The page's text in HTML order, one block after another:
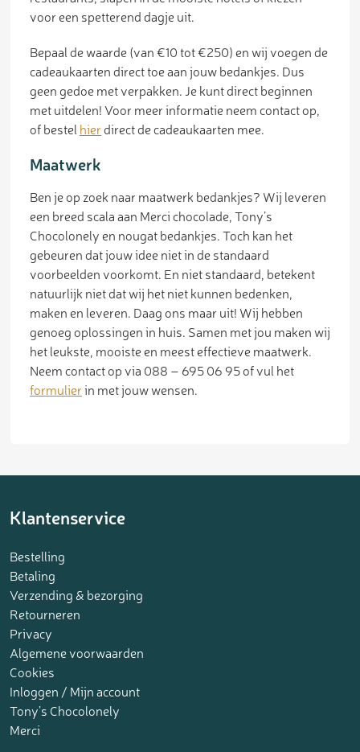
voor een spetterend dagje uit.
Bepaal de waarde (van €10 tot €250) en wij voegen de
cadeaukaarten direct toe aan jouw bedankjes. Dus
geen gedoe met verpakken. Je kunt direct beginnen
met uitdelen! Voor meer informatie neem contact op,
of bestel hierdirect de cadeaukaarten mee.
Maatwerk
Ben je op zoek naar maatwerk bedankjes? Wij leveren
een breed scala aan Merci chocolade, Tony’s
Chocolonely en nougat bedankjes. Toch kan het
gebeuren dat jouw idee niet in de standaard
voorbeelden voorkomt. En niet standaard, betekent
natuurlijk niet dat wij het niet kunnen bedenken,
maken en leveren. Daag ons maar uit! Wij hebben
genoeg oplossingen in huis. Samen met jou maken wij
het leukste, mooiste en meest effectieve maatwerk.
Neem contact op via 088 – 695 06 95 of vul het
formulierin met jouw wensen.
Klantenservice
Bestelling
Betaling
Verzending & bezorging
Retourneren
Privacy
Algemene voorwaarden
Cookies
Inloggen / Mijn account
Tony’s Chocolonely
Merci